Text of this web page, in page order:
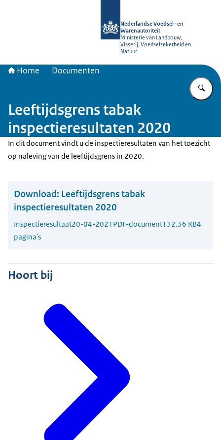
Nederlandse Voedsel- en
Warenautoriteit
Ministerie van Landbouw,
Visserij, Voedselzekerheid en
Natuur
Home Documenten
Leeftijdsgrens tabak
inspectieresultaten 2020
In dit document vindt u de inspectieresultaten van het toezicht
op naleving van de leeftijdsgrens in 2020.
Download: Leeftijdsgrens tabak
inspectieresultaten 2020
Inspectieresultaat20-04-2021 PDF-document132.36 KB4
pagina's
Hoort bij